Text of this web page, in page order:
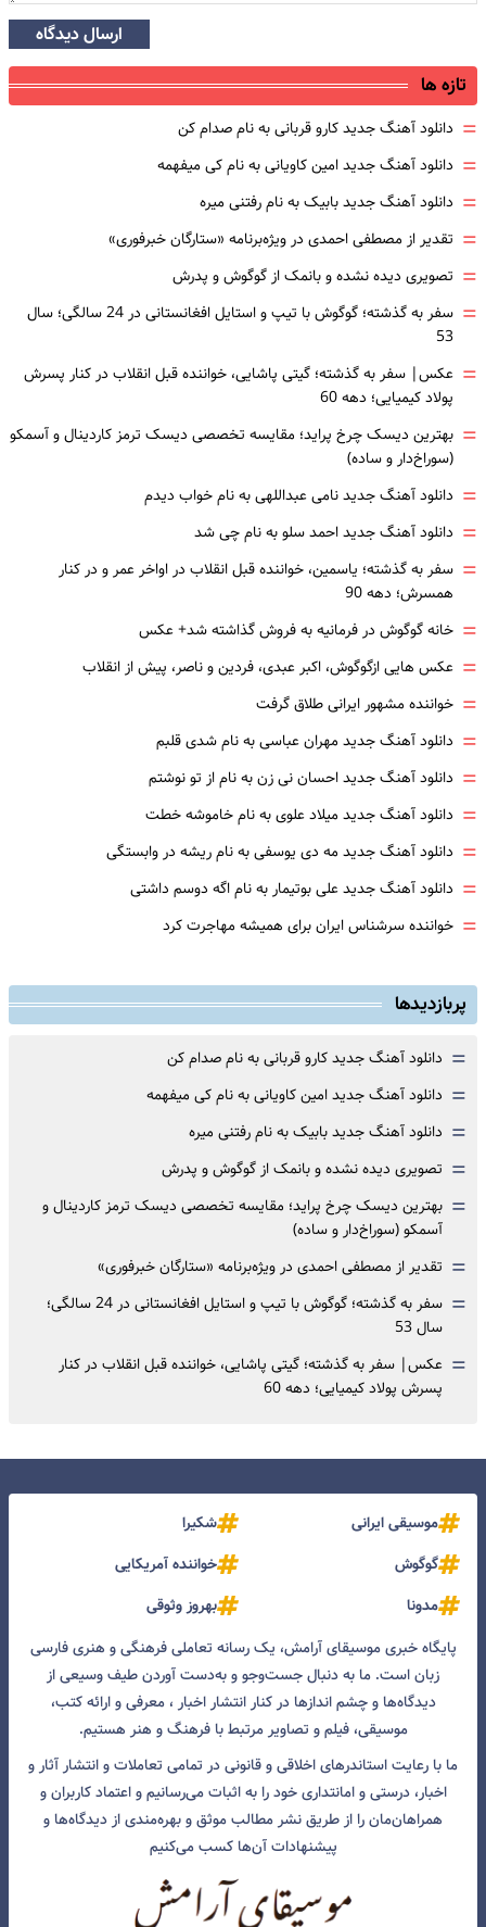
ارسال دیدگاه
تازه ها
= دانلود آهنگ جدید کارو قربانی به نام صدام کن
= دانلود آهنگ جدید امین کاویانی به نام کی میفهمه
= دانلود آهنگ جدید بابیک به نام رفتنی میره
= تقدیر از مصطفی احمدی در ویژه‌برنامه «ستارگان خبرفوری»
= تصویری دیده نشده و بانمک از گوگوش و پدرش
=
سفر به گذشته؛ گوگوش با تیپ و استایل افغانستانی در 24 سالگی؛ سال
53
= عکس| سفر به گذشته؛ گیتی پاشایی، خواننده قبل انقلاب در کنار پسرش
پولاد کیمیایی؛ دهه 60
= بهترین دیسک چرخ پراید؛ مقایسه تخصصی دیسک ترمز کاردینال و آسمکو
(سوراخ‌دار و ساده)
= دانلود آهنگ جدید نامی عبداللهی به نام خواب دیدم
= دانلود آهنگ جدید احمد سلو به نام چی شد
= سفر به گذشته؛ یاسمین، خواننده قبل انقلاب در اواخر عمر و در کنار
همسرش؛ دهه 90
= خانه گوگوش در فرمانیه به فروش گذاشته شد+ عکس
= عکس هایی ازگوگوش، اکبر عبدی، فردین و ناصر، پیش از انقلاب
= خواننده مشهور ایرانی طلاق گرفت
= دانلود آهنگ جدید مهران عباسی به نام شدی قلبم
= دانلود آهنگ جدید احسان نی زن به نام از تو نوشتم
= دانلود آهنگ جدید میلاد علوی به نام خاموشه خطت
= دانلود آهنگ جدید مه دی یوسفی به نام ریشه در وابستگی
= دانلود آهنگ جدید علی بوتیمار به نام اگه دوسم داشتی
= خواننده سرشناس ایران برای همیشه مهاجرت کرد
پربازدیدها
= دانلود آهنگ جدید کارو قربانی به نام صدام کن
= دانلود آهنگ جدید امین کاویانی به نام کی میفهمه
= دانلود آهنگ جدید بابیک به نام رفتنی میره
= تصویری دیده نشده و بانمک از گوگوش و پدرش
= بهترین دیسک چرخ پراید؛ مقایسه تخصصی دیسک ترمز کاردینال و
آسمکو (سوراخ‌دار و ساده)
= تقدیر از مصطفی احمدی در ویژه‌برنامه «ستارگان خبرفوری»
=
سفر به گذشته؛ گوگوش با تیپ و استایل افغانستانی در 24 سالگی؛
سال 53
= عکس| سفر به گذشته؛ گیتی پاشایی، خواننده قبل انقلاب در کنار
پسرش پولاد کیمیایی؛ دهه 60
موسیقی ایرانی
شکیرا
گوگوش
خواننده آمریکایی
مدونا
بهروز وثوقی
پایگاه خبری موسیقای آرامش، یک رسانه تعاملی فرهنگی و هنری فارسی
زبان است. ما به دنبال جست‌و‌جو و به‌دست آوردن طیف وسیعی از
دیدگاه‌ها و چشم انداز‌ها در کنار انتشار اخبار ، معرفی و ارائه کتب،
موسیقی، فیلم و تصاویر مرتبط با فرهنگ و هنر هستیم.
ما با رعایت استاندرهای اخلاقی و قانونی در تمامی تعاملات و انتشار آثار و
اخبار، درستی و امانتداری خود را به اثبات می‌رسانیم و اعتماد کاربران و
همراهان‌مان را از طریق نشر مطالب موثق و بهره‌مندی از دیدگاه‌ها و
پیشنهادات آن‌ها کسب می‌کنیم